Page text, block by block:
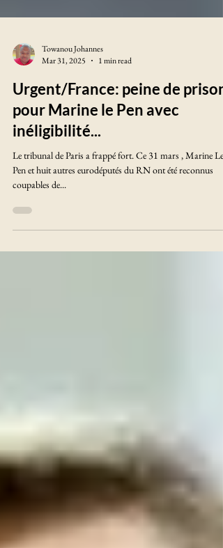
Mar 31, 2025
1 min read
Urgent/France: peine de prison
pour Marine le Pen avec
inéligibilité...
Le tribunal de Paris a frappé fort. Ce 31 mars , Marine Le
coupables de...